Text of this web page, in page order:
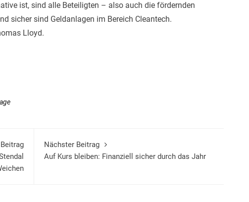
ist, sind alle Beteiligten – also auch die fördernden
sicher sind Geldanlagen im Bereich Cleantech.
Lloyd.
Nächster Beitrag
Auf Kurs bleiben: Finanziell sicher durch das Jahr